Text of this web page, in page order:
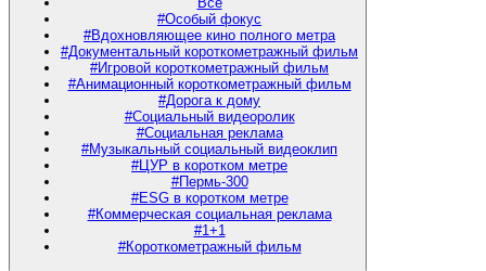
#Особый фокус
#Вдохновляющее кино полного метра
#Документальный короткометражный фильм
#Игровой короткометражный фильм
#Анимационный короткометражный фильм
#Дорога к дому
#Социальный видеоролик
#Социальная реклама
#Музыкальный социальный видеоклип
#ЦУР в коротком метре
#Пермь-300
#ESG в коротком метре
#Коммерческая социальная реклама
#1+1
#Короткометражный фильм